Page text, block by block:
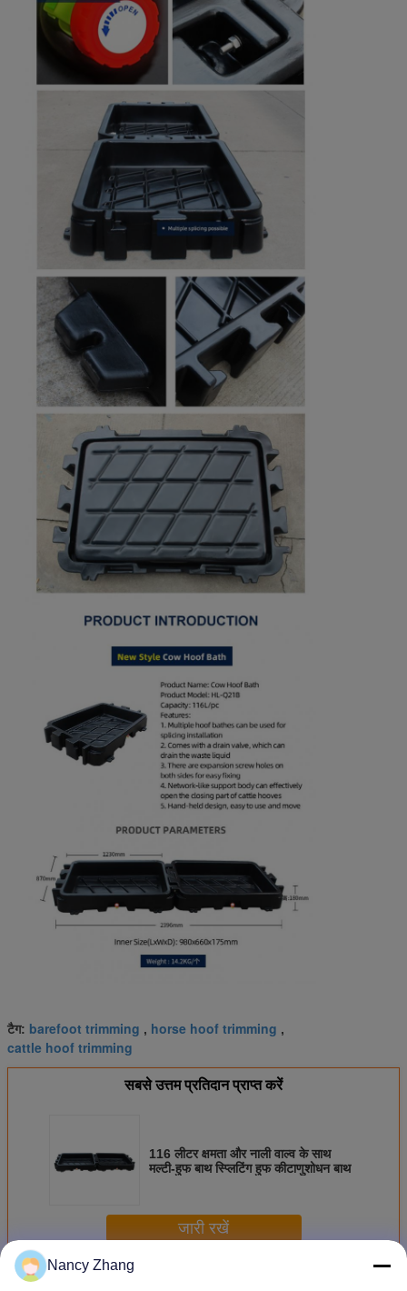
टैग: barefoot trimming , horse hoof trimming ,
cattle hoof trimming
सबसे उत्तम प्रतिदान प्राप्त करें
116 लीटर क्षमता और नाली वाल्व के साथ
मल्टी-हुफ बाथ स्प्लिटिंग हुफ कीटाणुशोधन बाथ
जारी रखें
अधिक मवेशियों के खुरों की देखभाल
Nancy Zhang